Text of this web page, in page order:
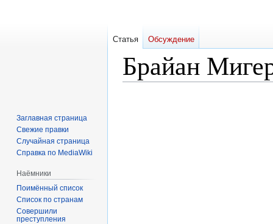
Брайан
Статья Обсуждение
Заглавная страница
Свежие правки
Случайная страница
Справка по MediaWiki
Наёмники
Поимённый список
Список по странам
Совершили
преступления